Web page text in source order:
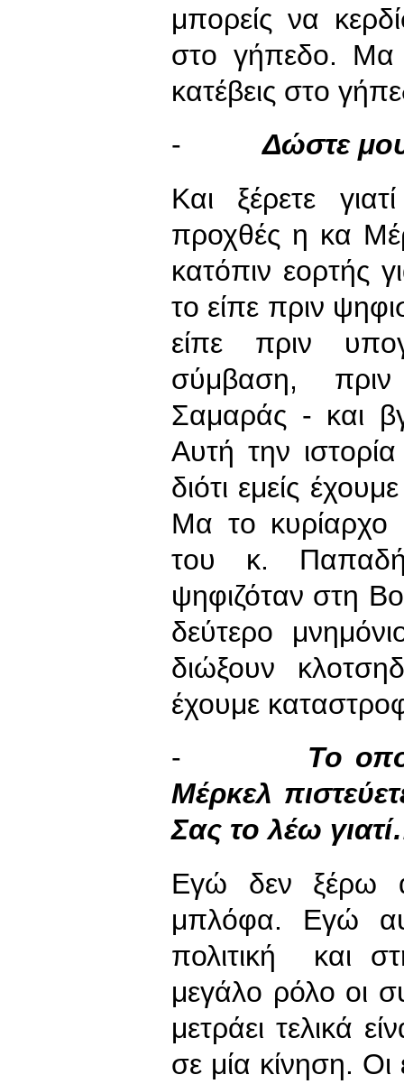
μπορείς να
στο γήπεδο. Μα
κατέβεις στο
-Δώστε
Και ξέρετε
προχθές η κα
κατόπιν εορτής
το είπε πριν
είπε πριν
σύμβαση, πριν
Σαμαράς - και
Αυτή την
διότι εμείς
Μα το κυρίαρχο
του κ.
ψηφιζόταν στη
δεύτερο
διώξουν
έχουμε
- Το
Μέρκελ
Σας το λέω
Εγώ δεν ξέρω
μπλόφα. Εγώ
πολιτική και
μεγάλο ρόλο οι
μετράει τελικά
σε μία κίνηση. Οι